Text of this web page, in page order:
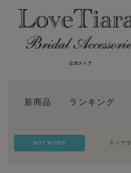
公式ストア
新商品 ランキング
HOT WORD ティアラ